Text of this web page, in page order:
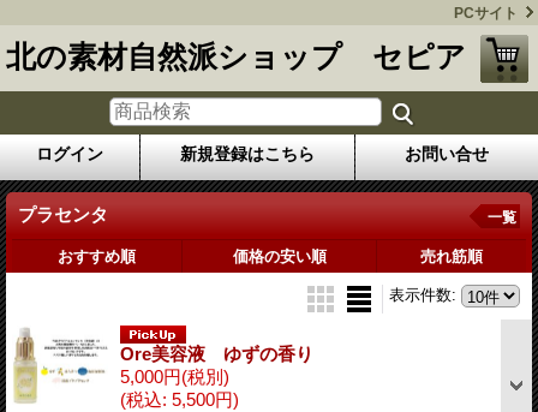
PCサイト
北の素材自然派ショップ セピア
ログイン 新規登録はこちら お問い合せ
プラセンタ 一覧
おすすめ順 価格の安い順 売れ筋順
表示件数:
Ore美容液 ゆずの香り
5,000円(税別)
(税込: 5,500円)